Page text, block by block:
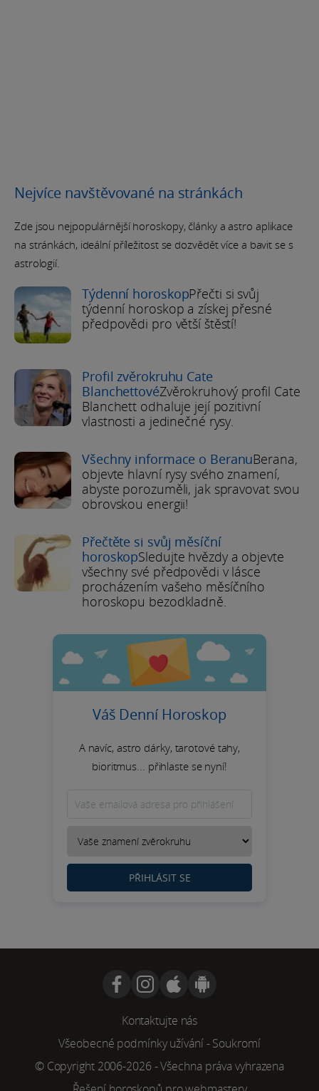
Nejvíce navštěvované na stránkách
Zde jsou nejpopulárnější horoskopy, články a astro aplikace
na stránkách, ideální příležitost se dozvědět více a bavit se s
astrologií.
Týdenní horoskopPřečti si svůj
týdenní horoskop a získej přesné
předpovědi pro větší štěstí!
Profil zvěrokruhu Cate
BlanchettovéZvěrokruhový profil Cate
Blanchett odhaluje její pozitivní
vlastnosti a jedinečné rysy.
Všechny informace o BeranuBerana,
objevte hlavní rysy svého znamení,
abyste porozuměli, jak spravovat svou
obrovskou energii!
Přečtěte si svůj měsíční
horoskopSledujte hvězdy a objevte
všechny své předpovědi v lásce
procházením vašeho měsíčního
horoskopu bezodkladně.
Váš Denní Horoskop
A navíc, astro dárky, tarotové tahy,
bioritmus... přihlaste se nyní!
PŘIHLÁSIT SE
Kontaktujte nás
Všeobecné podmínky užívání-Soukromí
© Copyright 2006-2026 - Všechna práva vyhrazena